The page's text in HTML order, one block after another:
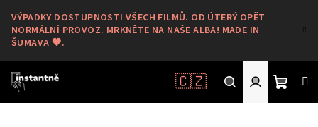
obsah
VÝPADKY DOSTUPNOSTI VŠECH FILMŮ. OD ÚTERÝ OPĚT
NORMÁLNÍ PROVOZ. MRKNĚTE NA NAŠE ALBA! MADE IN
ŠUMAVA 🖤.
🇨🇿
Hledat Přihlášení